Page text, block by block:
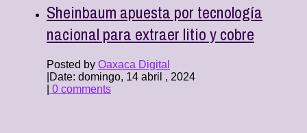
Sheinbaum apuesta por tecnología
nacional para extraer litio y cobre
Posted by Oaxaca Digital
Date: domingo, 14 abril , 2024
0 comments